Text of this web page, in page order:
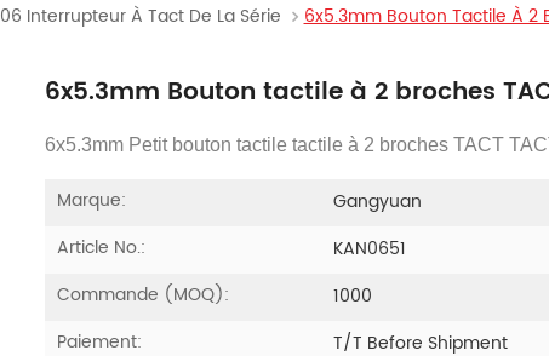
06 Interrupteur À Tact De La Série 6x5.3mm Bouton Tactile À 2
6x5.3mm Bouton tactile à 2 broches
6x5.3mm Petit bouton tactile tactile à 2 broches TACT
Marque:
Gangyuan
Article No.:
KAN0651
Commande (MOQ):
1000
Paiement:
T/T Before Shipment